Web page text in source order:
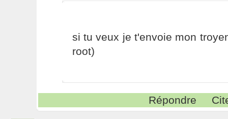
si tu veux je t'envoie mon
root)
Répondre